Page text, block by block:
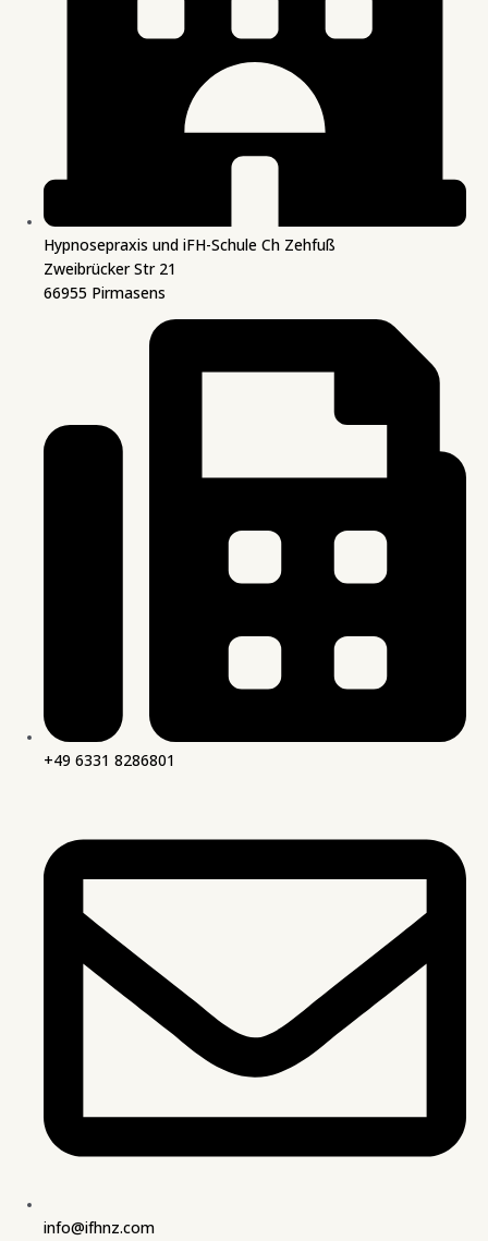
Hypnosepraxis und iFH-Schule Ch Zehfuß
Zweibrücker Str 21
66955 Pirmasens
+49 6331 8286801
info@ifhnz.com